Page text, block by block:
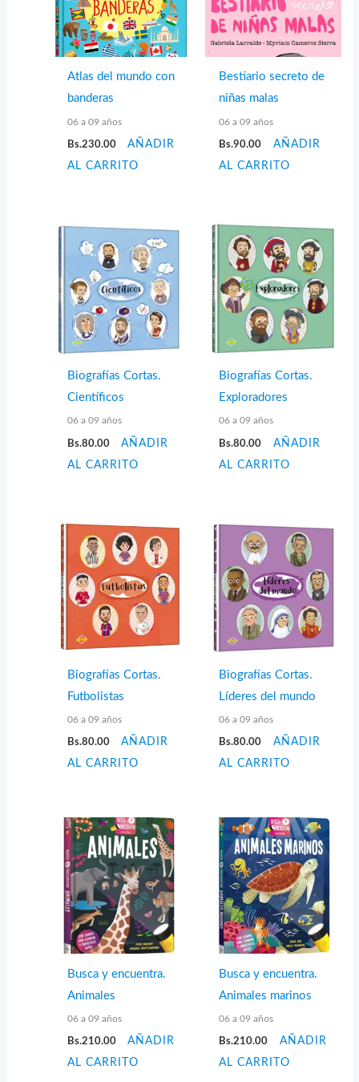
Atlas del mundo con
banderas
06 a 09 años
Bs.230.00
AÑADIR
AL CARRITO
Bestiario secreto de
niñas malas
06 a 09 años
Bs.90.00
AÑADIR
AL CARRITO
Biografías Cortas.
Científicos
06 a 09 años
Bs.80.00
AÑADIR
AL CARRITO
Biografías Cortas.
Exploradores
06 a 09 años
Bs.80.00
AÑADIR
AL CARRITO
Biografías Cortas.
Futbolistas
06 a 09 años
Bs.80.00
AÑADIR
AL CARRITO
Biografías Cortas.
Líderes del mundo
06 a 09 años
Bs.80.00
AÑADIR
AL CARRITO
Busca y encuentra.
Animales
06 a 09 años
Bs.210.00
AÑADIR
AL CARRITO
Busca y encuentra.
Animales marinos
06 a 09 años
Bs.210.00
AÑADIR
AL CARRITO